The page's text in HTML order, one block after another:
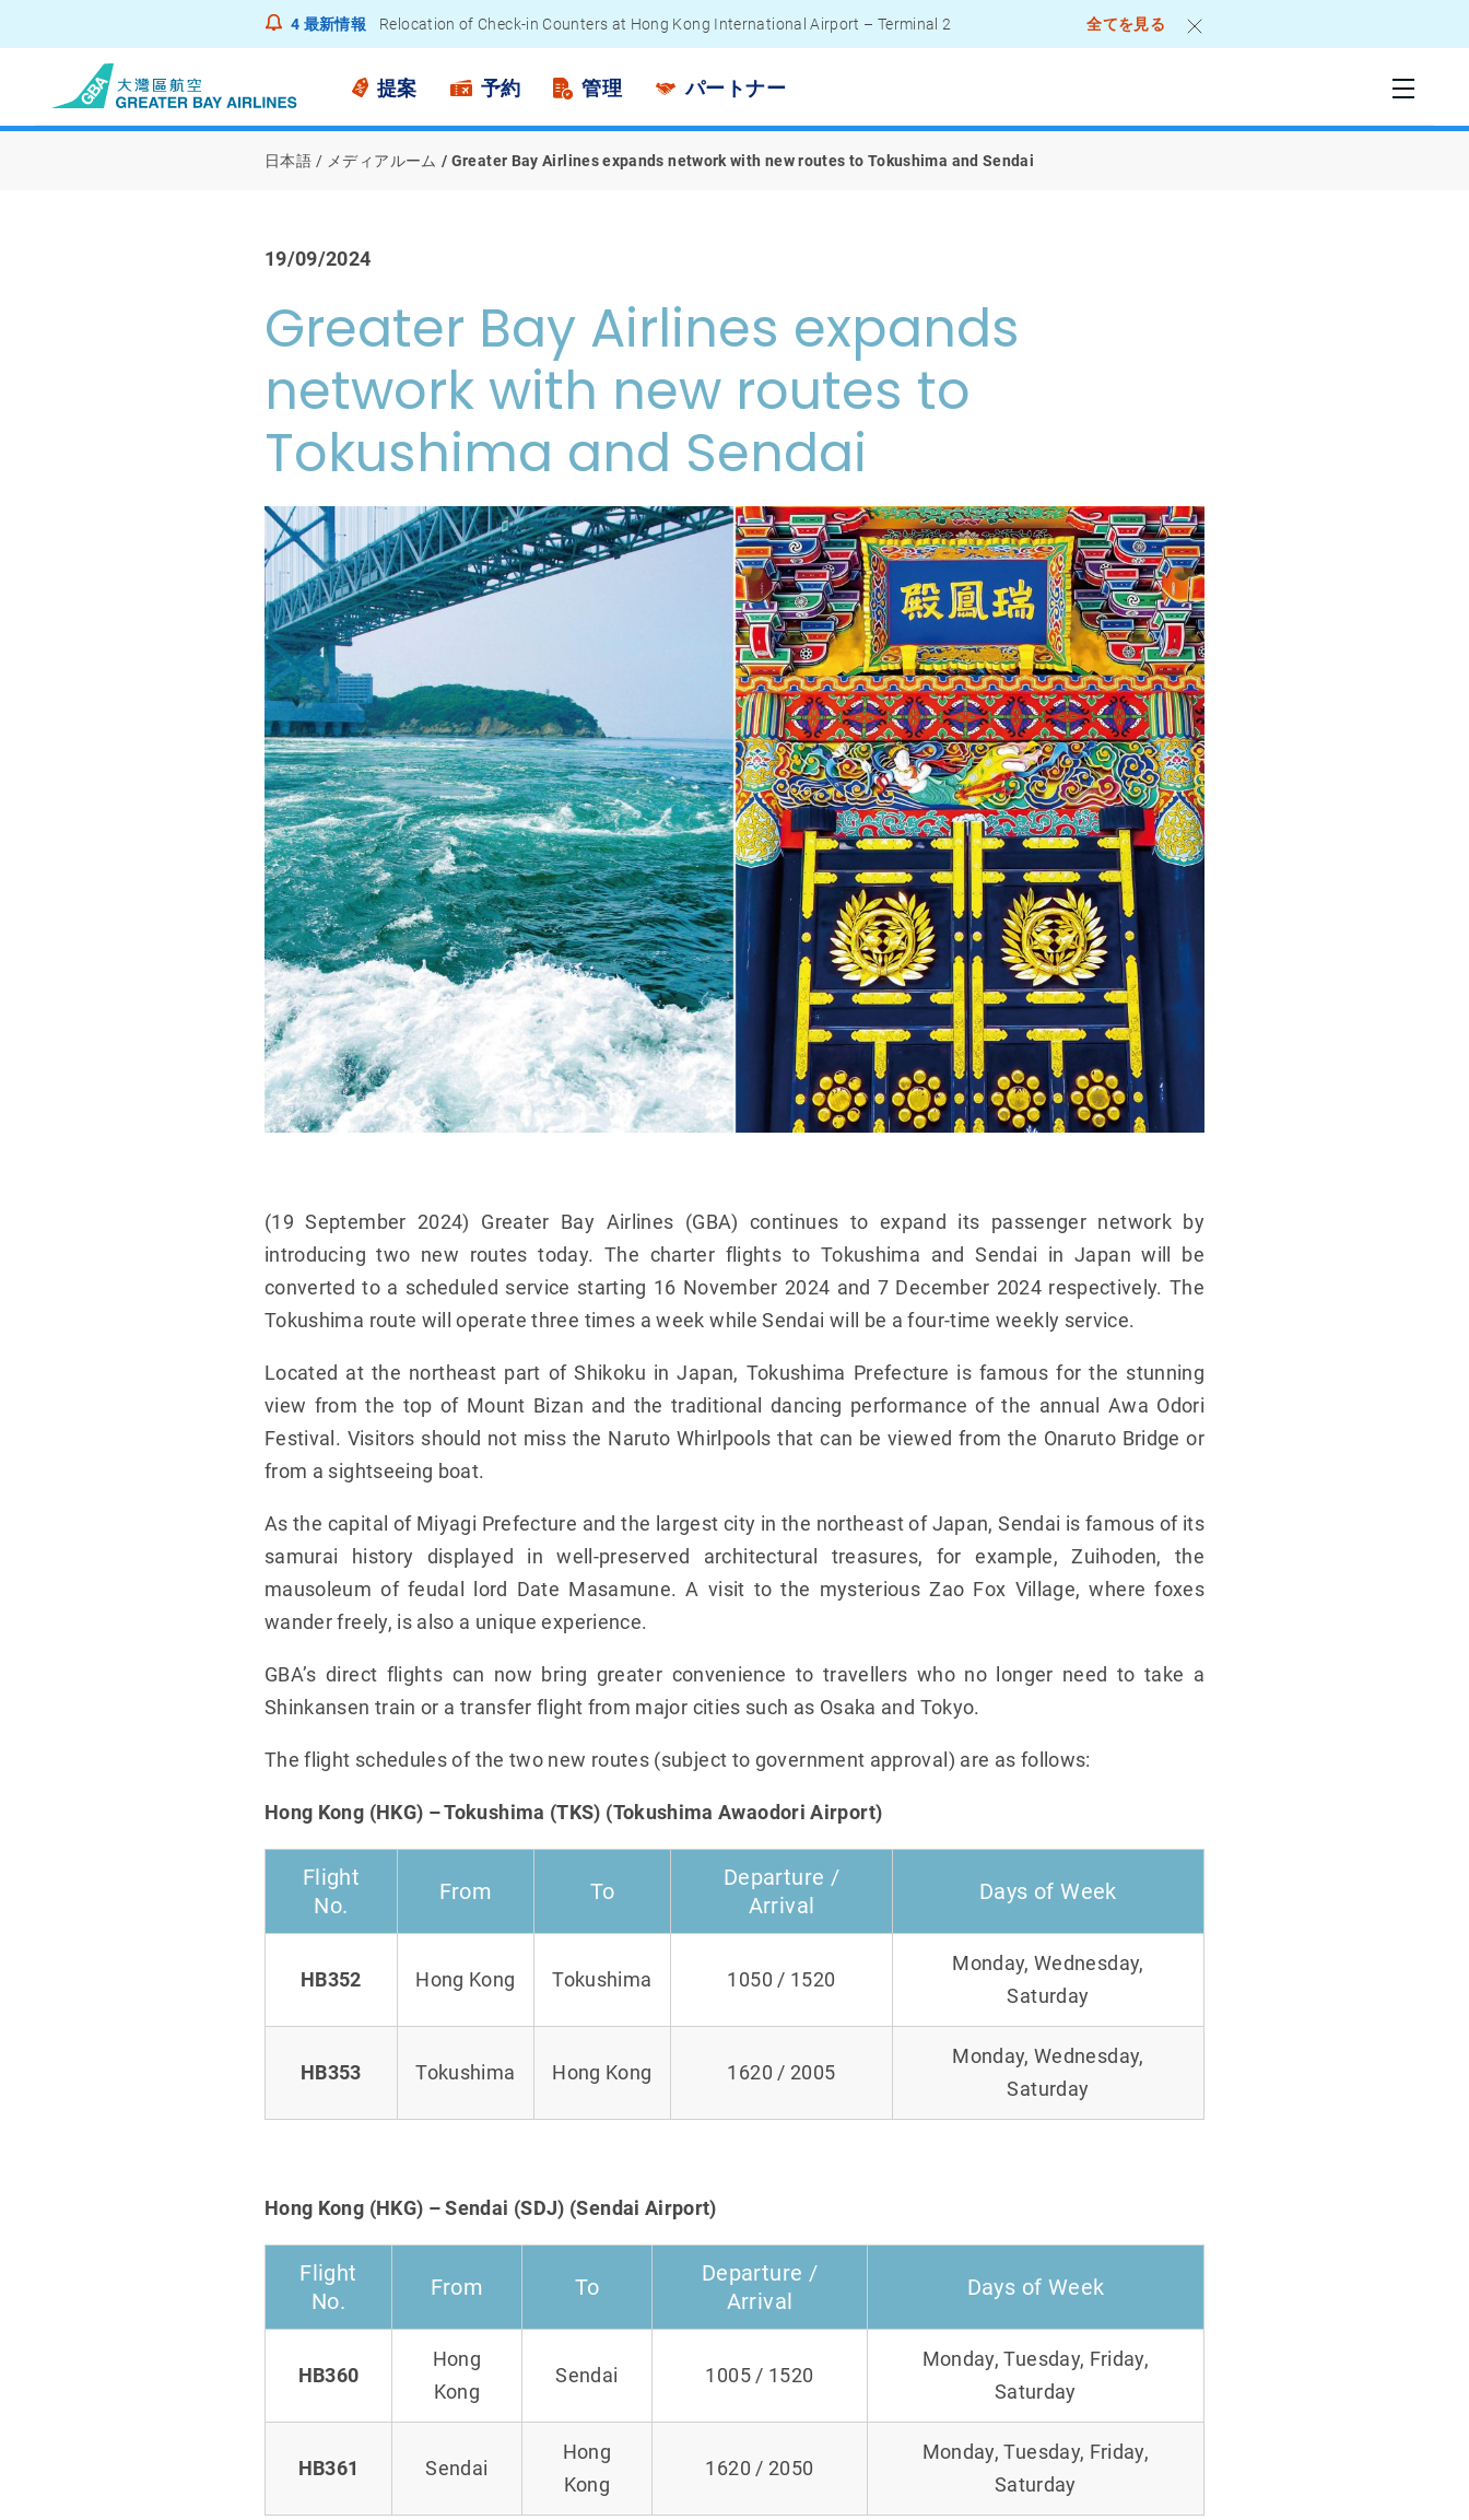
4 最新情報
Relocation of Check-in Counters at Hong Kong International Airport – Terminal 2
Notice to Passengers - Lithium Battery Power Bank
全てを見る
提案 予約 管理 パートナー
日本語 メディアルーム Greater Bay Airlines expands network with new routes to Tokushima and Sendai
19/09/2024
Greater Bay Airlines expands
network with new routes to
Tokushima and Sendai
(19 September 2024) Greater Bay Airlines (GBA) continues to expand its passenger network by
introducing two new routes today. The charter flights to Tokushima and Sendai in Japan will be
converted to a scheduled service starting 16 November 2024 and 7 December 2024 respectively. The
Tokushima route will operate three times a week while Sendai will be a four-time weekly service.
Located at the northeast part of Shikoku in Japan, Tokushima Prefecture is famous for the stunning
view from the top of Mount Bizan and the traditional dancing performance of the annual Awa Odori
Festival. Visitors should not miss the Naruto Whirlpools that can be viewed from the Onaruto Bridge or
from a sightseeing boat.
As the capital of Miyagi Prefecture and the largest city in the northeast of Japan, Sendai is famous of its
samurai history displayed in well-preserved architectural treasures, for example, Zuihoden, the
mausoleum of feudal lord Date Masamune. A visit to the mysterious Zao Fox Village, where foxes
wander freely, is also a unique experience.
GBA’s direct flights can now bring greater convenience to travellers who no longer need to take a
Shinkansen train or a transfer flight from major cities such as Osaka and Tokyo.
The flight schedules of the two new routes (subject to government approval) are as follows:
Hong Kong (HKG) – Tokushima (TKS) (Tokushima Awaodori Airport)
Flight
No.
From To
Departure /
Arrival
Days of Week
HB352 Hong Kong Tokushima 1050 / 1520
Monday, Wednesday,
Saturday
HB353 Tokushima Hong Kong 1620 / 2005
Monday, Wednesday,
Saturday
Hong Kong (HKG) – Sendai (SDJ) (Sendai Airport)
Flight
No.
From To
Departure /
Arrival
Days of Week
HB360
Hong
Kong
Sendai 1005 / 1520
Monday, Tuesday, Friday,
Saturday
HB361 Sendai
Hong
Kong
1620 / 2050
Monday, Tuesday, Friday,
Saturday